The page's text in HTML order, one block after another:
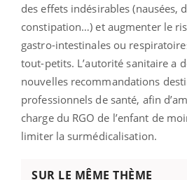
des effets indésirables (nausées,
constipation…) et augmenter le
gastro-intestinales ou
tout-petits. L’autorité sanitaire a
nouvelles recommandations
professionnels de santé, afin
charge du RGO de l’enfant de
limiter la surmédicalisation.
SUR LE MÊME THÈME